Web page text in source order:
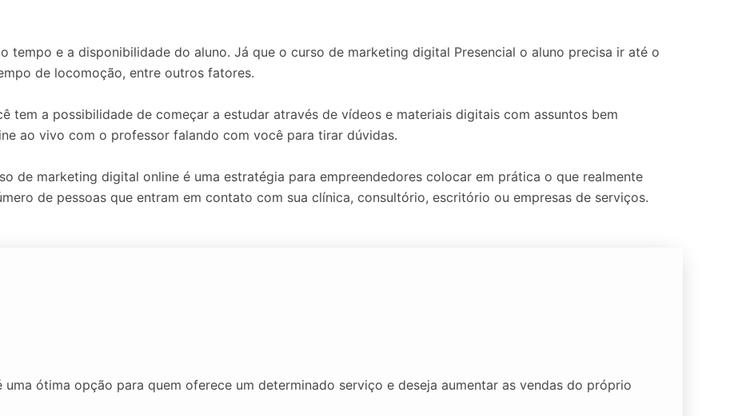
tempo e a disponibilidade do aluno. Já que o curso de marketing digital Presencial o aluno precisa ir até o
de locomoção, entre outros fatores.
tem a possibilidade de começar a estudar através de vídeos e materiais digitais com assuntos bem
ao vivo com o professor falando com você para tirar dúvidas.
de marketing digital online é uma estratégia para empreendedores colocar em prática o que realmente
de pessoas que entram em contato com sua clínica, consultório, escritório ou empresas de serviços.
uma ótima opção para quem oferece um determinado serviço e deseja aumentar as vendas do próprio